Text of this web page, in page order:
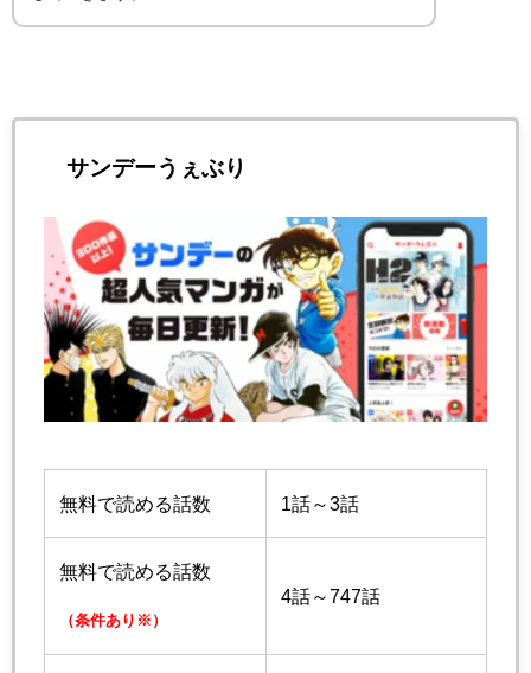
サンデーうぇぶり
無料で読める話数 1話～3話
無料で読める話数
（条件あり※）
4話～747話